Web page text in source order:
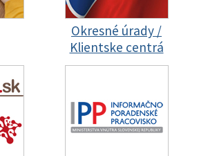
Okresné úrady /
Klientske centrá